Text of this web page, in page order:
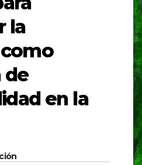
la
de
en la